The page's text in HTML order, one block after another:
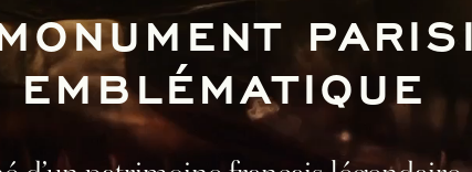
EMBLÉMATIQUE